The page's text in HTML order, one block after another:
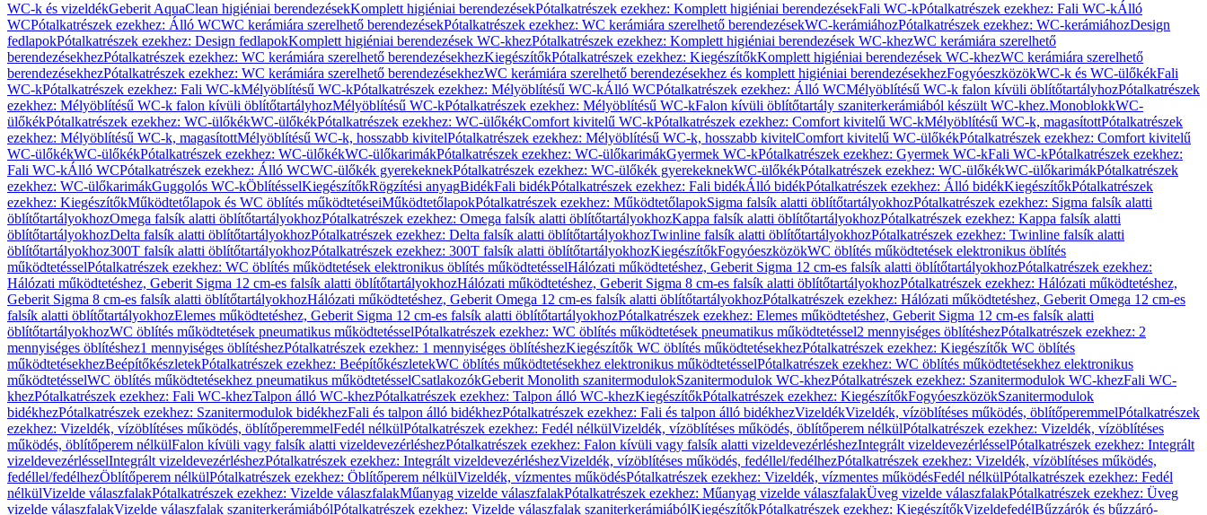
WC-k és vizeldékGeberit AquaClean higiéniai berendezésekKomplett higiéniai berendezésekPótalkatrészek ezekhez: Komplett higiéniai berendezésekFali WC-kPótalkatrészek ezekhez: Fali WC-kÁlló
WCPótalkatrészek ezekhez: Álló WCWC kerámiára szerelhető berendezésekPótalkatrészek ezekhez: WC kerámiára szerelhető berendezésekWC-kerámiáhozPótalkatrészek ezekhez: WC-kerámiáhozDesign
fedlapokPótalkatrészek ezekhez: Design fedlapokKomplett higiéniai berendezések WC-khezPótalkatrészek ezekhez: Komplett higiéniai berendezések WC-khezWC kerámiára szerelhető
berendezésekhezPótalkatrészek ezekhez: WC kerámiára szerelhető berendezésekhezKiegészítőkPótalkatrészek ezekhez: KiegészítőkKomplett higiéniai berendezések WC-khezWC kerámiára szerelhető
berendezésekhezPótalkatrészek ezekhez: WC kerámiára szerelhető berendezésekhezWC kerámiára szerelhető berendezésekhez és komplett higiéniai berendezésekhezFogyóeszközökWC-k és WC-ülőkékFali
WC-kPótalkatrészek ezekhez: Fali WC-kMélyöblítésű WC-kPótalkatrészek ezekhez: Mélyöblítésű WC-kÁlló WCPótalkatrészek ezekhez: Álló WCMélyöblítésű WC-k falon kívüli öblítőtartályhozPótalkatrészek
ezekhez: Mélyöblítésű WC-k falon kívüli öblítőtartályhozMélyöblítésű WC-kPótalkatrészek ezekhez: Mélyöblítésű WC-kFalon kívüli öblítőtartály szaniterkerámiából készült WC-khez.MonoblokkWC-
ülőkékPótalkatrészek ezekhez: WC-ülőkékWC-ülőkékPótalkatrészek ezekhez: WC-ülőkékComfort kivitelű WC-kPótalkatrészek ezekhez: Comfort kivitelű WC-kMélyöblítésű WC-k, magasítottPótalkatrészek
ezekhez: Mélyöblítésű WC-k, magasítottMélyöblítésű WC-k, hosszabb kivitelPótalkatrészek ezekhez: Mélyöblítésű WC-k, hosszabb kivitelComfort kivitelű WC-ülőkékPótalkatrészek ezekhez: Comfort kivitelű
WC-ülőkékWC-ülőkékPótalkatrészek ezekhez: WC-ülőkékWC-ülőkarimákPótalkatrészek ezekhez: WC-ülőkarimákGyermek WC-kPótalkatrészek ezekhez: Gyermek WC-kFali WC-kPótalkatrészek ezekhez:
Fali WC-kÁlló WCPótalkatrészek ezekhez: Álló WCWC-ülőkék gyerekeknekPótalkatrészek ezekhez: WC-ülőkék gyerekeknekWC-ülőkékPótalkatrészek ezekhez: WC-ülőkékWC-ülőkarimákPótalkatrészek
ezekhez: WC-ülőkarimákGuggolós WC-kÖblítésselKiegészítőkRögzítési anyagBidékFali bidékPótalkatrészek ezekhez: Fali bidékÁlló bidékPótalkatrészek ezekhez: Álló bidékKiegészítőkPótalkatrészek
ezekhez: KiegészítőkMűködtetőlapok és WC öblítés működtetéseiMűködtetőlapokPótalkatrészek ezekhez: MűködtetőlapokSigma falsík alatti öblítőtartályokhozPótalkatrészek ezekhez: Sigma falsík alatti
öblítőtartályokhozOmega falsík alatti öblítőtartályokhozPótalkatrészek ezekhez: Omega falsík alatti öblítőtartályokhozKappa falsík alatti öblítőtartályokhozPótalkatrészek ezekhez: Kappa falsík alatti
öblítőtartályokhozDelta falsík alatti öblítőtartályokhozPótalkatrészek ezekhez: Delta falsík alatti öblítőtartályokhozTwinline falsík alatti öblítőtartályokhozPótalkatrészek ezekhez: Twinline falsík alatti
öblítőtartályokhoz300T falsík alatti öblítőtartályokhozPótalkatrészek ezekhez: 300T falsík alatti öblítőtartályokhozKiegészítőkFogyóeszközökWC öblítés működtetések elektronikus öblítés
működtetésselPótalkatrészek ezekhez: WC öblítés működtetések elektronikus öblítés működtetésselHálózati működtetéshez, Geberit Sigma 12 cm-es falsík alatti öblítőtartályokhozPótalkatrészek ezekhez:
Hálózati működtetéshez, Geberit Sigma 12 cm-es falsík alatti öblítőtartályokhozHálózati működtetéshez, Geberit Sigma 8 cm-es falsík alatti öblítőtartályokhozPótalkatrészek ezekhez: Hálózati működtetéshez,
Geberit Sigma 8 cm-es falsík alatti öblítőtartályokhozHálózati működtetéshez, Geberit Omega 12 cm-es falsík alatti öblítőtartályokhozPótalkatrészek ezekhez: Hálózati működtetéshez, Geberit Omega 12 cm-es
falsík alatti öblítőtartályokhozElemes működtetéshez, Geberit Sigma 12 cm-es falsík alatti öblítőtartályokhozPótalkatrészek ezekhez: Elemes működtetéshez, Geberit Sigma 12 cm-es falsík alatti
öblítőtartályokhozWC öblítés működtetések pneumatikus működtetésselPótalkatrészek ezekhez: WC öblítés működtetések pneumatikus működtetéssel2 mennyiséges öblítéshezPótalkatrészek ezekhez: 2
mennyiséges öblítéshez1 mennyiséges öblítéshezPótalkatrészek ezekhez: 1 mennyiséges öblítéshezKiegészítők WC öblítés működtetésekhezPótalkatrészek ezekhez: Kiegészítők WC öblítés
működtetésekhezBeépítőkészletekPótalkatrészek ezekhez: BeépítőkészletekWC öblítés működtetésekhez elektronikus működtetésselPótalkatrészek ezekhez: WC öblítés működtetésekhez elektronikus
működtetésselWC öblítés működtetésekhez pneumatikus működtetésselCsatlakozókGeberit Monolith szanitermodulokSzanitermodulok WC-khezPótalkatrészek ezekhez: Szanitermodulok WC-khezFali WC-
khezPótalkatrészek ezekhez: Fali WC-khezTalpon álló WC-khezPótalkatrészek ezekhez: Talpon álló WC-khezKiegészítőkPótalkatrészek ezekhez: KiegészítőkFogyóeszközökSzanitermodulok
bidékhezPótalkatrészek ezekhez: Szanitermodulok bidékhezFali és talpon álló bidékhezPótalkatrészek ezekhez: Fali és talpon álló bidékhezVizeldékVizeldék, vízöblítéses működés, öblítőperemmelPótalkatrészek
ezekhez: Vizeldék, vízöblítéses működés, öblítőperemmelFedél nélkülPótalkatrészek ezekhez: Fedél nélkülVizeldék, vízöblítéses működés, öblítőperem nélkülPótalkatrészek ezekhez: Vizeldék, vízöblítéses
működés, öblítőperem nélkülFalon kívüli vagy falsík alatti vizeldevezérléshezPótalkatrészek ezekhez: Falon kívüli vagy falsík alatti vizeldevezérléshezIntegrált vizeldevezérlésselPótalkatrészek ezekhez: Integrált
vizeldevezérlésselIntegrált vizeldevezérléshezPótalkatrészek ezekhez: Integrált vizeldevezérléshezVizeldék, vízöblítéses működés, fedéllel/fedélhezPótalkatrészek ezekhez: Vizeldék, vízöblítéses működés,
fedéllel/fedélhezÖblítőperem nélkülPótalkatrészek ezekhez: Öblítőperem nélkülVizeldék, vízmentes működésPótalkatrészek ezekhez: Vizeldék, vízmentes működésFedél nélkülPótalkatrészek ezekhez: Fedél
nélkülVizelde válaszfalakPótalkatrészek ezekhez: Vizelde válaszfalakMűanyag vizelde válaszfalakPótalkatrészek ezekhez: Műanyag vizelde válaszfalakÜveg vizelde válaszfalakPótalkatrészek ezekhez: Üveg
vizelde válaszfalakVizelde válaszfalak szaniterkerámiábólPótalkatrészek ezekhez: Vizelde válaszfalak szaniterkerámiábólKiegészítőkPótalkatrészek ezekhez: KiegészítőkVizeldefedélBűzzárók és bűzzáró-